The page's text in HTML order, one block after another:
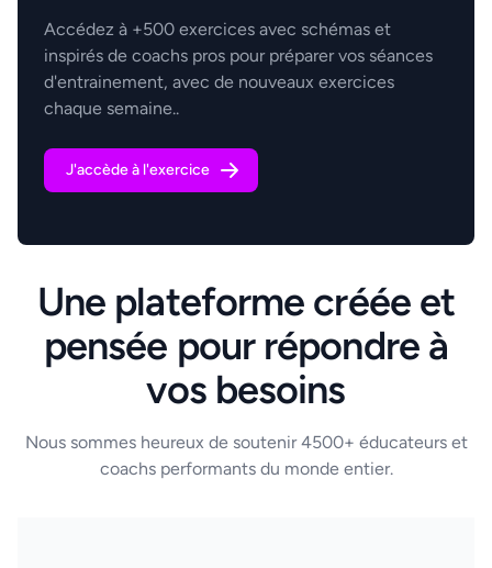
Accédez à +500 exercices avec schémas et
inspirés de coachs pros pour préparer vos séances
d'entrainement, avec de nouveaux exercices
chaque semaine..
J'accède à l'exercice
Une plateforme créée et
pensée pour répondre à
vos besoins
Nous sommes heureux de soutenir 4500+ éducateurs et
coachs performants du monde entier.